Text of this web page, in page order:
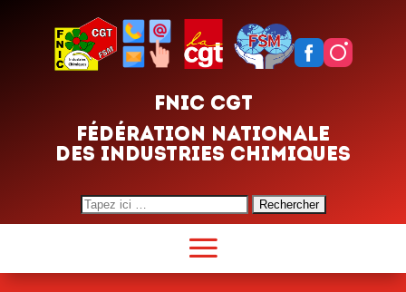
FNIC CGT
FÉDÉRATION NATIONALE
DES INDUSTRIES CHIMIQUES
Search
for: